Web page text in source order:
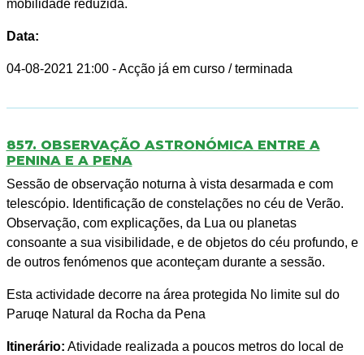
mobilidade reduzida.
Data:
04-08-2021 21:00 - Acção já em curso / terminada
857. OBSERVAÇÃO ASTRONÓMICA ENTRE A
PENINA E A PENA
Sessão de observação noturna à vista desarmada e com
telescópio. Identificação de constelações no céu de Verão.
Observação, com explicações, da Lua ou planetas
consoante a sua visibilidade, e de objetos do céu profundo, e
de outros fenómenos que aconteçam durante a sessão.
Esta actividade decorre na área protegida No limite sul do
Paruqe Natural da Rocha da Pena
Itinerário: Atividade realizada a poucos metros do local de